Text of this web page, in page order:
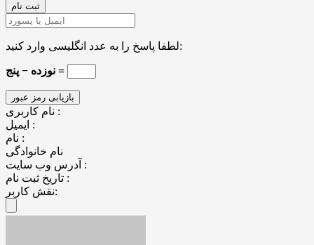
لطفا پاسخ را به عدد انگلیسی وارد کنید:
نوزده − پنج =
نام کاربری :
ایمیل :
نام :
نام خانوادگی
آدرس وب سایت :
تاریخ ثبت نام :
نقش کاربر: